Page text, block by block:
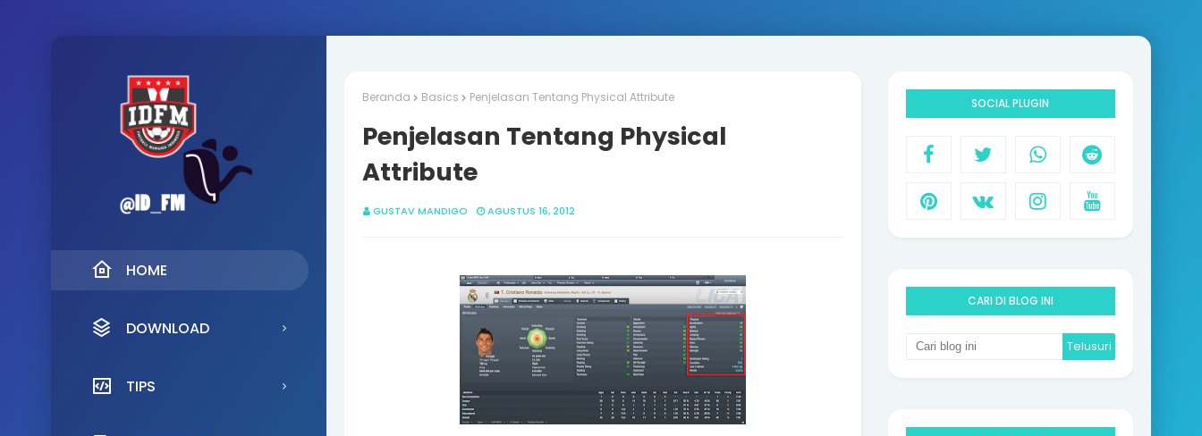
HOME
DOWNLOAD
TIPS
Beranda Basics Penjelasan Tentang Physical Attribute
Penjelasan Tentang Physical
Attribute
GUSTAV MANDIGO AGUSTUS 16, 2012
SOCIAL PLUGIN
CARI DI BLOG INI